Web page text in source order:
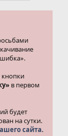
кнопки
в первом
будет
на сутки.
сайта.